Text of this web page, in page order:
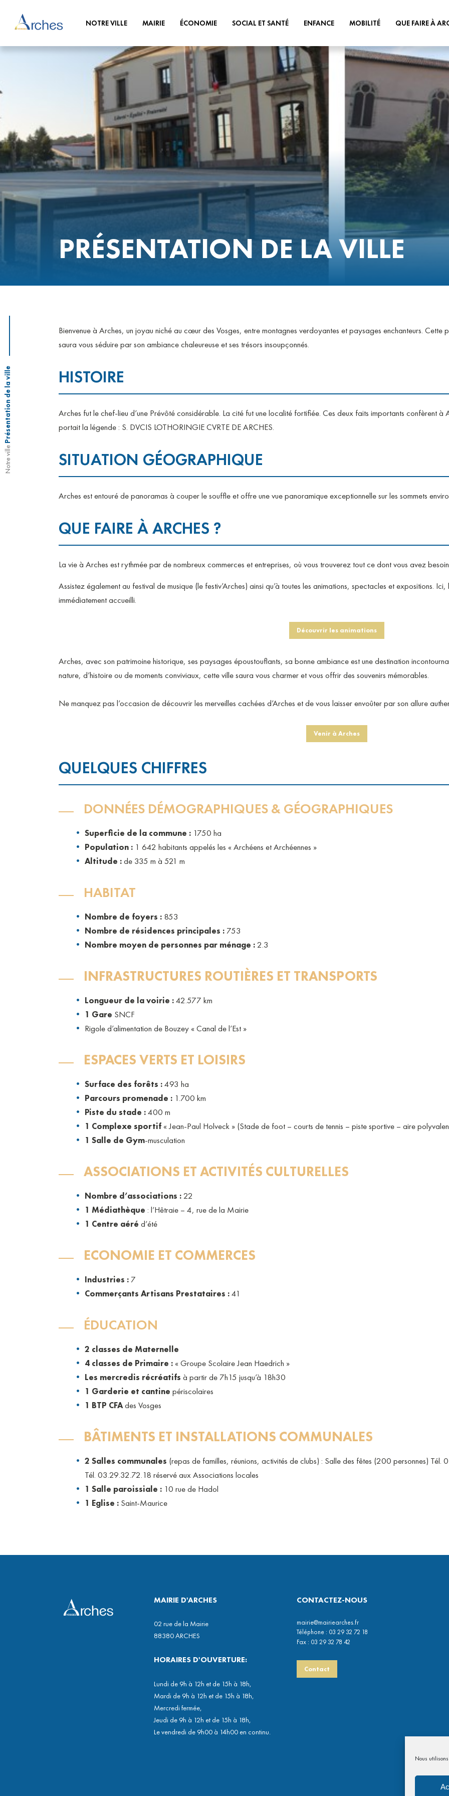
Nous
NOTRE VILLE
PRÉSENTATION DE LA VILLE
NOUVEL HABITANT
MAIRIE
HORAIRES
DÉMARCHES EN MAIRIE
NUMÉROS UTILES
LOCATION SALLE DES FÊTES
AFFOUAGES
CIMETIÈRE
BULLETIN MUNICIPAL
VOS ÉLUS
ÉCONOMIE
FINANCE
COMMERCES
SOCIAL ET SANTÉ
CCAS
PROFESSIONNELS DE SANTÉ
MAISON FRANCE SERVICE
AIDES COMMUNALES
DÉFIBRILLATEURS
ANALYSE DE L’EAU
ENFANCE
ÉCOLES
RESTAURATION SCOLAIRE
PÉRISCOLAIRE & MERCREDIS
RÉCRÉATIFS
PETITE ENFANCE
CENTRE AÉRÉS
MOBILITÉ
PLAN DE MOBILITÉ
VOITURE
PMR
QUE FAIRE À
MÉDIATHÈQUE
MAISONS FLEURIES
ASSOCIATIONS
PARCOURS
PRÉSENTATION DE LA VILLE
Notre ville
Présentation de la ville
Bienvenue à Arches, un joyau niché au cœur des Vosges, entre montagnes verdoyantes et paysages enchanteurs. Cette
saura vous séduire par son ambiance chaleureuse et ses trésors insoupçonnés.
HISTOIRE
Arches fut le chef-lieu d’une Prévôté considérable. La cité fut une localité fortifiée. Ces deux faits importants confèrent à
portait la légende : S. DVCIS LOTHORINGIE CVRTE DE ARCHES.
SITUATION GÉOGRAPHIQUE
Arches est entouré de panoramas à couper le souffle et offre une vue panoramique exceptionnelle sur les sommets
QUE FAIRE À ARCHES ?
La vie à Arches est rythmée par de nombreux commerces et entreprises, où vous trouverez tout ce dont vous avez
Assistez également au festival de musique (le festiv’Arches) ainsi qu’à toutes les animations, spectacles et expositions.
immédiatement accueilli.
Découvrir les animations
Arches, avec son patrimoine historique, ses paysages époustouflants, sa bonne ambiance est une destination
nature, d’histoire ou de moments conviviaux, cette ville saura vous charmer et vous offrir des souvenirs mémorables.
Ne manquez pas l’occasion de découvrir les merveilles cachées d’Arches et de vous laisser
Venir à Arches
QUELQUES CHIFFRES
DONNÉES DÉMOGRAPHIQUES & GÉOGRAPHIQUES
Superficie de la commune : 1750 ha
Population : 1 642 habitants appelés les « Archéens et Archéennes »
Altitude :de 335 m à 521 m
HABITAT
Nombre de foyers : 853
Nombre de résidences principales : 753
Nombre moyen de personnes par ménage :2.3
INFRASTRUCTURES ROUTIÈRES ET TRANSPORTS
Longueur de la voirie :42.577 km
1 Gare SNCF
Rigole d’alimentation de Bouzey « Canal de l’Est »
ESPACES VERTS ET LOISIRS
Surface des forêts :493 ha
Parcours promenade : 1.700 km
Piste du stade :400 m
1 Complexe sportif« Jean-Paul Holveck » (Stade de foot – courts de tennis – piste sportive – aire
1 Salle de Gym-musculation
ASSOCIATIONS ET ACTIVITÉS CULTURELLES
Nombre d’associations :22
1 Médiathèque : l’Hêtraie – 4, rue de la Mairie
1 Centre aéré d’été
ECONOMIE ET COMMERCES
Industries : 7
Commerçants Artisans Prestataires :41
ÉDUCATION
2 classes de Maternelle
4 classes de Primaire :« Groupe Scolaire Jean Haedrich »
Les mercredis récréatifs à partir de 7h15 jusqu’à 18h30
1 Garderie et cantine périscolaires
1 BTP CFAdes Vosges
BÂTIMENTS ET INSTALLATIONS COMMUNALES
2 Salles communales (repas de familles, réunions, activités de clubs) : Salle des fêtes (200 personnes)
Tél. 03.29.32.72.18 réservé aux Associations locales
1 Salle paroissiale : 10 rue de Hadol
1 Eglise : Saint-Maurice
MAIRIE D'ARCHES
02 rue de la Mairie
88380 ARCHES
HORAIRES D'OUVERTURE:
Lundi de 9h à 12h et de 15h à 18h,
Mardi de 9h à 12h et de 15h à 18h,
Mercredi fermée,
Jeudi de 9h à 12h et de 15h à 18h,
Le vendredi de 9h00 à 14h00 en continu.
CONTACTEZ-NOUS
mairie@mairiearches.fr
Téléphone : 03 29 32 72 18
Fax : 03 29 32 78 42
Contact